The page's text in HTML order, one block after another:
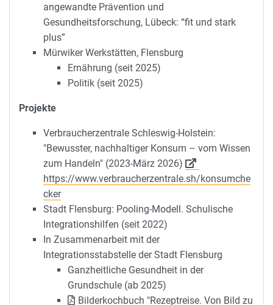
angewandte Prävention und
Gesundheitsforschung, Lübeck: “fit und stark
plus”
Mürwiker Werkstätten, Flensburg
Ernährung (seit 2025)
Politik (seit 2025)
Projekte
Verbraucherzentrale Schleswig-Holstein:
"Bewusster, nachhaltiger Konsum – vom Wissen
zum Handeln" (2023-März 2026)
https://www.verbraucherzentrale.sh/konsumche
cker
Stadt Flensburg: Pooling-Modell. Schulische
Integrationshilfen (seit 2022)
In Zusammenarbeit mit der
Integrationsstabstelle der Stadt Flensburg
Ganzheitliche Gesundheit in der
Grundschule (ab 2025)
Bilderkochbuch "Rezeptreise. Von Bild zu